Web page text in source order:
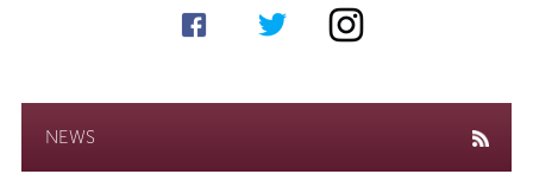
NEWS